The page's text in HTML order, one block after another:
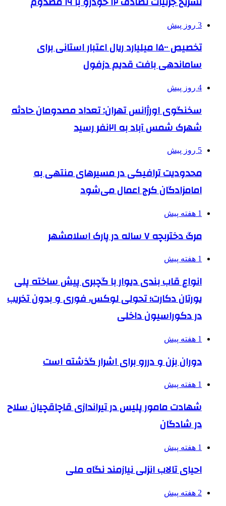
3 روز پیش
تخصیص ۱۵۰۰ میلیارد ریال اعتبار استانی برای
ساماندهی بافت قدیم دزفول
4 روز پیش
سخنگوی اورژانس تهران: تعداد مصدومان حادثه
شهرک شمس آباد به ۲۱نفر رسید
5 روز پیش
محدودیت ترافیکی در مسیرهای منتهی به
امامزادگان کرج اعمال می‌شود
1 هفته پیش
مرگ دختربچه ۷ ساله در پارک اسلامشهر
1 هفته پیش
انواع قاب بندی دیوار با گچبری پیش ساخته پلی
یورتان دکارت؛ تحولی لوکس، فوری و بدون تخریب
در دکوراسیون داخلی
1 هفته پیش
دوران بزن و دررو برای اشرار گذشته است
1 هفته پیش
شهادت مامور پلیس در تیراندازی قاچاقچیان سلاح
در شادگان
1 هفته پیش
احیای تالاب انزلی نیازمند نگاه ملی
2 هفته پیش